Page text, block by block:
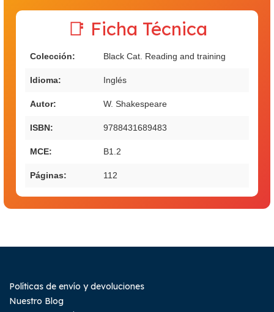
📑 Ficha Técnica
Colección: Black Cat. Reading and training
Idioma: Inglés
Autor: W. Shakespeare
ISBN: 9788431689483
MCE: B1.2
Páginas: 112
Políticas de envío y devoluciones
Nuestro Blog